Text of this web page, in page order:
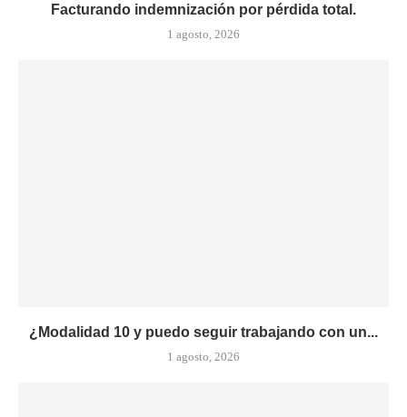
Facturando indemnización por pérdida total.
1 agosto, 2026
¿Modalidad 10 y puedo seguir trabajando con un...
1 agosto, 2026